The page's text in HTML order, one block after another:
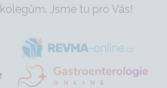
Jsme tu pro Vás!